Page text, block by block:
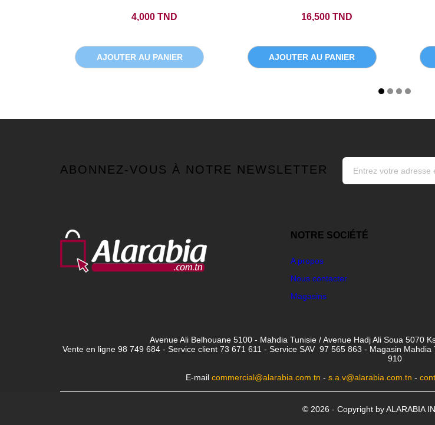
4,000 TND
AJOUTER AU PANIER
16,500 TND
AJOUTER AU PANIER
ABONNEZ-VOUS À NOTRE NEWSLETTER
NOTRE SOCIÉTÉ
A propos
Nous contacter
Magasins
Avenue Ali Belhouane 5100 - Mahdia Tunisie / Avenue Hadj Ali Soua 5070
Vente en ligne 98 749 684 - Service client 73 671 611 - Service SAV 97 565 863 - Magasin
910
E-mail commercial@alarabia.com.tn - s.a.v@alarabia.com.tn -
© 2026 - Copyright by ALARABIA